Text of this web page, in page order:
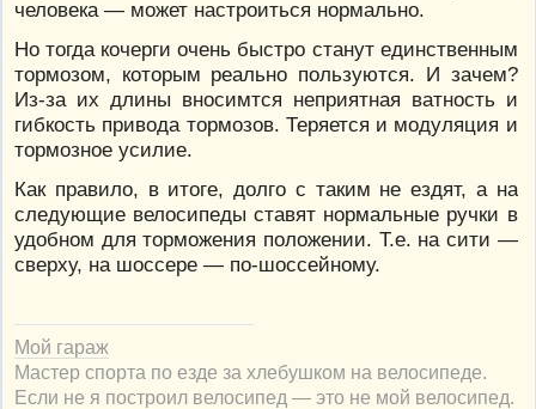
человека — может настроиться нормально.
Но тогда кочерги очень быстро станут единственным
тормозом, которым реально пользуются. И зачем?
Из-за их длины вносимтся неприятная ватность и
гибкость привода тормозов. Теряется и модуляция и
тормозное усилие.
Как правило, в итоге, долго с таким не ездят, а на
следующие велосипеды ставят нормальные ручки в
удобном для торможения положении. Т.е. на сити —
сверху, на шоссере — по-шоссейному.
Мой гараж
Мастер спорта по езде за хлебушком на велосипеде.
Если не я построил велосипед — это не мой велосипед.